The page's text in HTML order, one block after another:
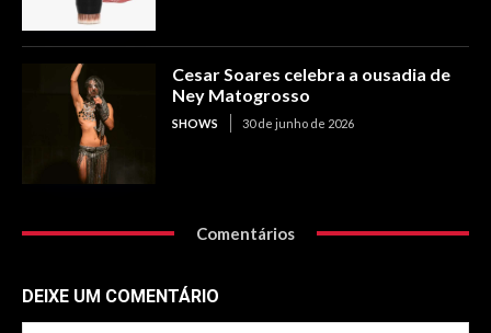
Cesar Soares celebra a ousadia de
Ney Matogrosso
SHOWS 30 de junho de 2026
Comentários
DEIXE UM COMENTÁRIO